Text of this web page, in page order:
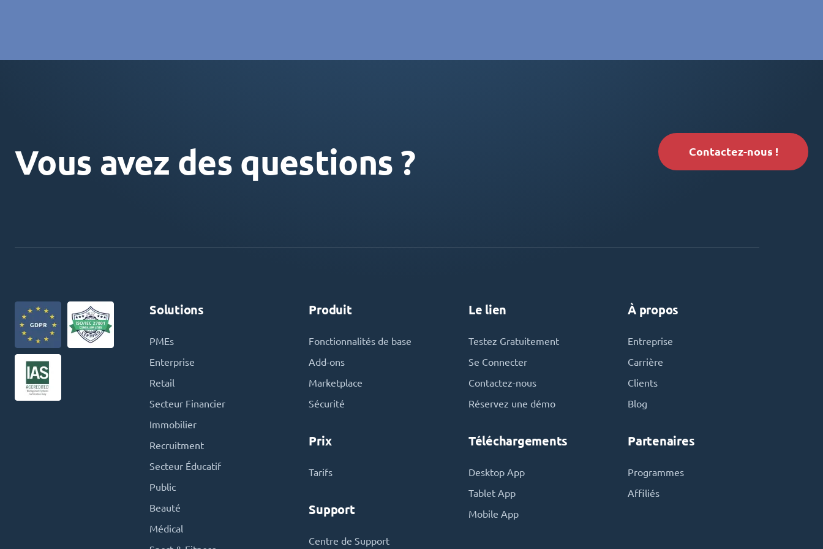
Vous avez des questions ? Contactez-nous !
Solutions
PMEs
Enterprise
Retail
Secteur Financier
Immobilier
Recruitment
Secteur Éducatif
Public
Beauté
Médical
Produit
Fonctionnalités de base
Add-ons
Marketplace
Sécurité
Prix
Tarifs
Support
Centre de Support
Le lien
Testez Gratuitement
Se Connecter
Contactez-nous
Réservez une démo
Téléchargements
Desktop App
Tablet App
Mobile App
À propos
Entreprise
Carrière
Clients
Blog
Partenaires
Programmes
Affiliés